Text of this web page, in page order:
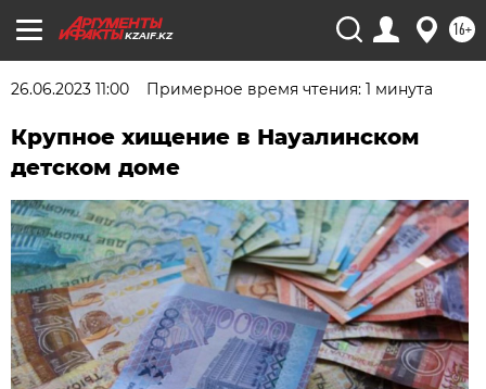
KZAIF.KZ 16+
26.06.2023 11:00 Примерное время чтения: 1 минута
Крупное хищение в Науалинском
детском доме